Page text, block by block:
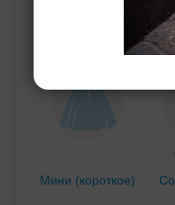
Мини (короткое)